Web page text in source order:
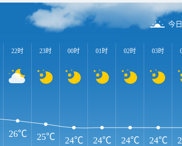
今
22时 23时 00时 01时 02时 03时
26℃ 25℃ 24℃ 24℃ 24℃ 24℃